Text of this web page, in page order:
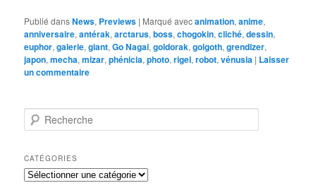
Publié dansNews, Previews | Marqué avecanimation,anime,
anniversaire,antérak,arctarus,boss,chogokin,cliché,dessin,
euphor,galerie,giant,Go Nagai,goldorak,golgoth,grendizer,
japon,mecha,mizar,phénicia,photo,rigel,robot,vénusia | Laisser
un commentaire
e
h
e
r
CATÉGORIES
Catégories